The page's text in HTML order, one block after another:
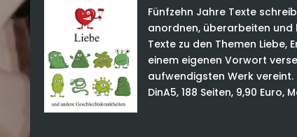
Fünfzehn Jahre Texte
anordnen, überarbeiten und
Texte zu den Themen Liebe,
einem eigenen Vorwort
aufwendigsten Werk
DinA5, 188 Seiten, 9,90 Euro,